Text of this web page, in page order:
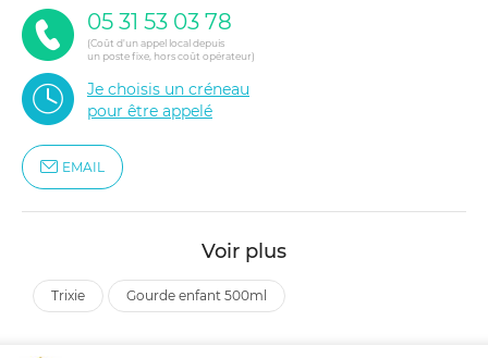
05 31 53 03 78
(Coût d'un appel local depuis
un poste fixe, hors coût opérateur)
Je choisis un créneau
pour être appelé
EMAIL
Voir plus
trixie gourde enfant 500ml